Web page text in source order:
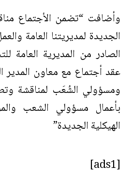
وأضافت “تضمن الأجتماع
الجديدة لمديريتنا العامة
الصادر من المديرية العامة
عقد أجتماع مع معاون المدير
ومسؤولي الشُعَب لمناقشة
بأعمال مسؤولي الشعب
الهيكلية الجديدة”
[ads1]